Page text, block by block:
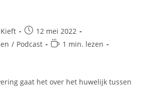
12 mei 2022
/ Podcast
1 min. lezen
gaat het over het huwelijk tussen